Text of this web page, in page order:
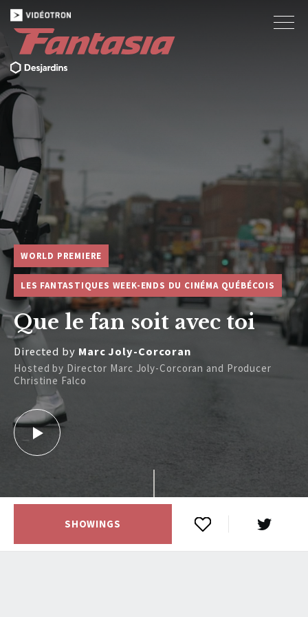
WORLD PREMIERE
LES FANTASTIQUES WEEK-ENDS DU CINÉMA QUÉBÉCOIS
Que le fan soit avec toi
Directed by Marc Joly-Corcoran
Hosted by Director Marc Joly-Corcoran and Producer
Christine Falco
SHOWINGS